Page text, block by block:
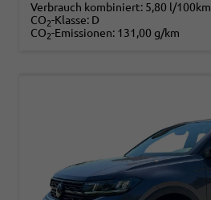
Verbrauch kombiniert: 5,80 l/100km
CO2-Klasse: D
CO2-Emissionen: 131,00 g/km